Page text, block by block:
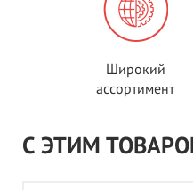
Широкий
ассортимент
С ЭТИМ